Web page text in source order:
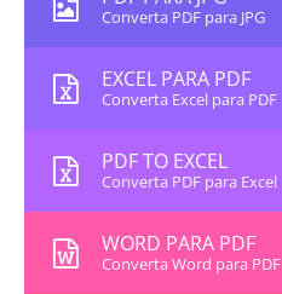
Converta PDF para JPG
EXCEL PARA PDF
Converta Excel para PDF
PDF TO EXCEL
Converta PDF para Excel
WORD PARA PDF
Converta Word para PDF